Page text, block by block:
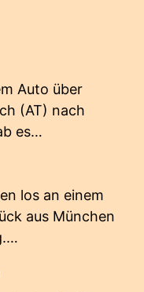
Auto über
(AT) nach
es…
los an einem
aus München